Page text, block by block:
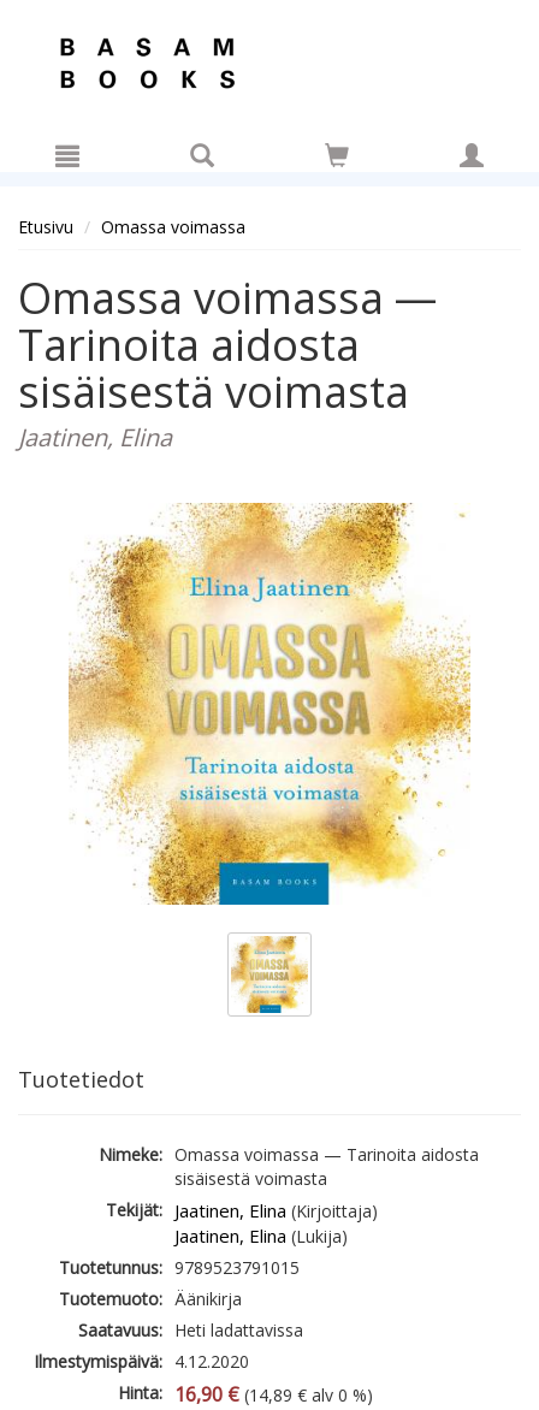
Etusivu Omassa voimassa
Omassa voimassa —
Tarinoita aidosta
sisäisestä voimasta
Jaatinen, Elina
Tuotetiedot
Nimeke: Omassa voimassa — Tarinoita aidosta
sisäisestä voimasta
Tekijät: Jaatinen, Elina (Kirjoittaja)
Jaatinen, Elina (Lukija)
Tuotetunnus: 9789523791015
Tuotemuoto: Äänikirja
Saatavuus: Heti ladattavissa
Ilmestymispäivä: 4.12.2020
Hinta:
16,90 € (14,89 € alv 0 %)